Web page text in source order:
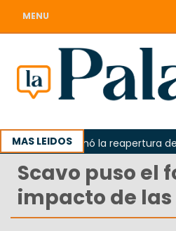
MENU
MAS LEIDOS
reclamó la reapertura de la
Scavo puso el
impacto de